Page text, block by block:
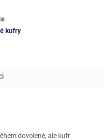
kufry
je 5 z 5 hvězdiček.
dovolené, ale kufr